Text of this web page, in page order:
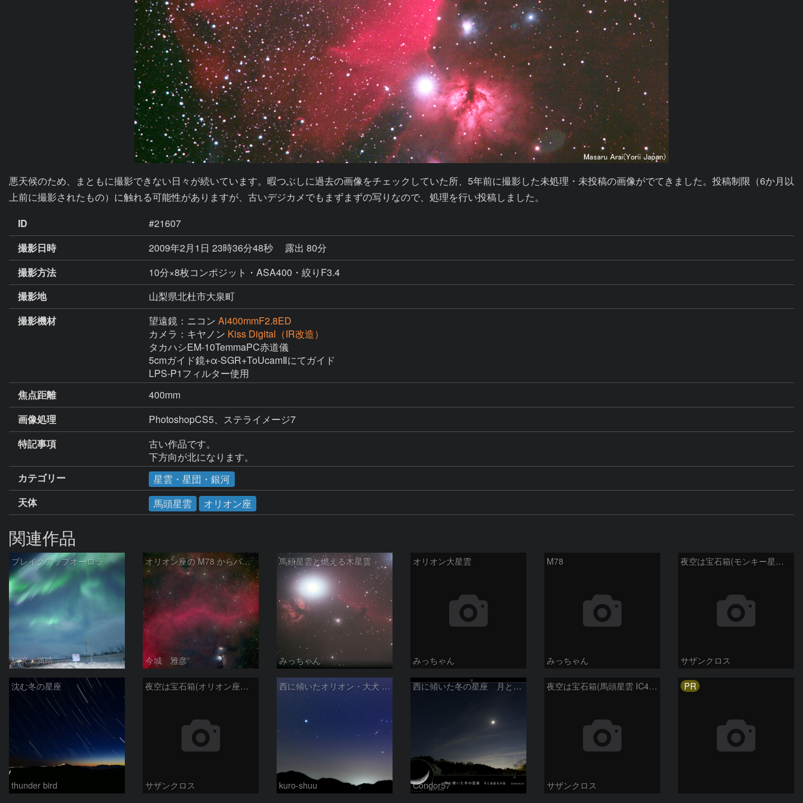
悪天候のため、まともに撮影できない日々が続いています。暇つぶしに過去の画像をチェックしていた所、5年前に撮影した未処理・未投稿の画像がでてきました。投稿制限（6か月以
上前に撮影されたもの）に触れる可能性がありますが、古いデジカメでもまずまずの写りなので、処理を行い投稿しました。
ID
#21607
撮影日時
2009年2月1日 23時36分48秒
露出 80分
撮影方法
10分×8枚コンポジット・ASA400・絞りF3.4
撮影地
山梨県北杜市大泉町
撮影機材
望遠鏡：ニコン Ai400mmF2.8ED
カメラ：キヤノン Kiss Digital（IR改造）
タカハシEM-10TemmaPC赤道儀
5cmガイド鏡+α-SGR+ToUcamⅡにてガイド
LPS-P1フィルター使用
焦点距離
400mm
画像処理
特記事項
古い作品です。
下方向が北になります。
カテゴリー
星雲・星団・銀河
天体
馬頭星雲 オリオン座
関連作品
ブレイクアップオーロラ
駒沢 満晴
オリオン座の M78 からバーナードループをまたいで LDN1622あたり
今城 雅彦
馬頭星雲と燃える木星雲
みっちゃん
オリオン大星雲
みっちゃん
M78
みっちゃん
夜空は宝石箱(モンキー星雲 NGC2174) Seestar50
サザンクロス
沈む冬の星座
thunder bird
夜空は宝石箱(オリオン座大星雲 M42) Seestar50
サザンクロス
西に傾いたオリオン・大犬 (2026/04/21)
kuro-shuu
西に傾いた冬の星座 月と金星＆木星
Condor57
夜空は宝石箱(馬頭星雲 IC434) Seestar50
サザンクロス
PR